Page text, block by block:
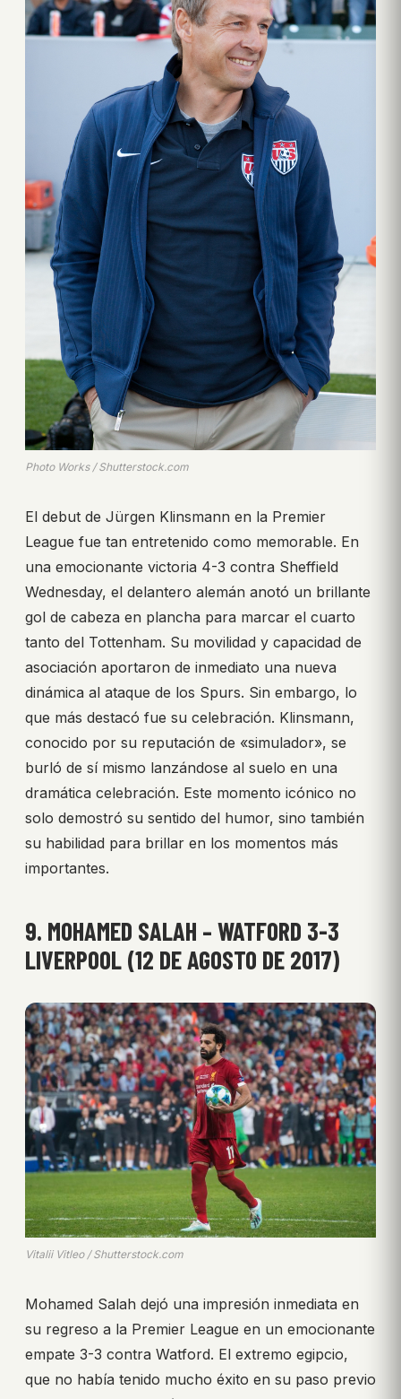
Photo Works / Shutterstock.com
El debut de Jürgen Klinsmann en la Premier
League fue tan entretenido como memorable. En
una emocionante victoria 4-3 contra Sheffield
Wednesday, el delantero alemán anotó un brillante
gol de cabeza en plancha para marcar el cuarto
tanto del Tottenham. Su movilidad y capacidad de
asociación aportaron de inmediato una nueva
dinámica al ataque de los Spurs. Sin embargo, lo
que más destacó fue su celebración. Klinsmann,
conocido por su reputación de «simulador», se
burló de sí mismo lanzándose al suelo en una
dramática celebración. Este momento icónico no
solo demostró su sentido del humor, sino también
su habilidad para brillar en los momentos más
importantes.
9. MOHAMED SALAH – WATFORD 3-3
LIVERPOOL (12 DE AGOSTO DE 2017)
Vitalii Vitleo / Shutterstock.com
Mohamed Salah dejó una impresión inmediata en
su regreso a la Premier League en un emocionante
empate 3-3 contra Watford. El extremo egipcio,
que no había tenido mucho éxito en su paso previo